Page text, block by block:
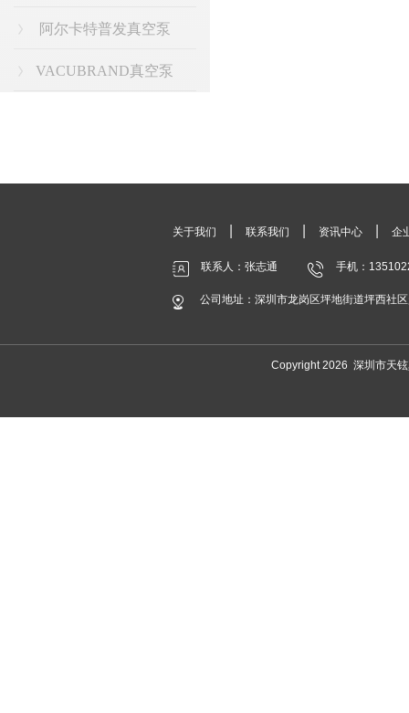
阿尔卡特普发真空泵
VACUBRAND真空泵
关于我们 联系我们 资讯中心 企
联系人：张志通 手机：
公司地址：深圳市龙岗区坪地街道坪西社
Copyright 2026 深圳市天